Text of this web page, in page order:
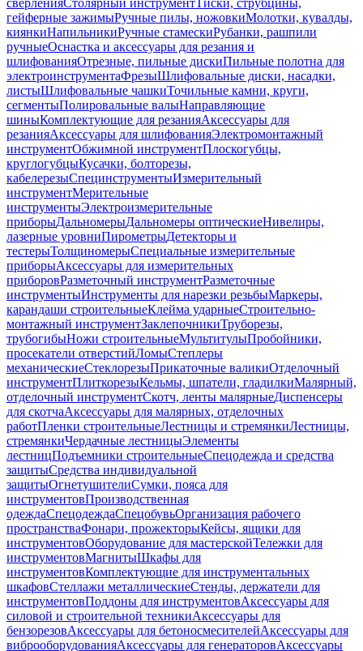
сверленияСтолярный инструментТиски, струбцины,
гейферные зажимыРучные пилы, ножовкиМолотки, кувалды,
киянкиНапильникиРучные стамескиРубанки, рашпили
ручныеОснастка и аксессуары для резания и
шлифованияОтрезные, пильные дискиПильные полотна для
электроинструментаФрезыШлифовальные диски, насадки,
листыШлифовальные чашкиТочильные камни, круги,
сегментыПолировальные валыНаправляющие
шиныКомплектующие для резанияАксессуары для
резанияАксессуары для шлифованияЭлектромонтажный
инструментОбжимной инструментПлоскогубцы,
круглогубцыКусачки, болторезы,
кабелерезыСпецинструментыИзмерительный
инструментМерительные
инструментыЭлектроизмерительные
приборыДальномерыДальномеры оптическиеНивелиры,
лазерные уровниПирометрыДетекторы и
тестерыТолщиномерыСпециальные измерительные
приборыАксессуары для измерительных
приборовРазметочный инструментРазметочные
инструментыИнструменты для нарезки резьбыМаркеры,
карандаши строительныеКлейма ударныеСтроительно-
монтажный инструментЗаклепочникиТруборезы,
трубогибыНожи строительныеМультитулыПробойники,
просекатели отверстийЛомыСтеплеры
механическиеСтеклорезыПрикаточные валикиОтделочный
инструментПлиткорезыКельмы, шпатели, гладилкиМалярный,
отделочный инструментСкотч, ленты малярныеДиспенсеры
для скотчаАксессуары для малярных, отделочных
работПленки строительныеЛестницы и стремянкиЛестницы,
стремянкиЧердачные лестницыЭлементы
лестницПодъемники строительныеСпецодежда и средства
защитыСредства индивидуальной
защитыОгнетушителиСумки, пояса для
инструментовПроизводственная
одеждаСпецодеждаСпецобувьОрганизация рабочего
пространстваФонари, прожекторыКейсы, ящики для
инструментовОборудование для мастерскойТележки для
инструментовМагнитыШкафы для
инструментовКомплектующие для инструментальных
шкафовСтеллажи металлическиеСтенды, держатели для
инструментовПоддоны для инструментовАксессуары для
силовой и строительной техникиАксессуары для
бензорезовАксессуары для бетоносмесителейАксессуары для
виброоборудованияАксессуары для генераторовАксессуары